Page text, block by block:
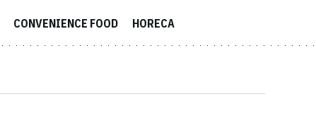
CONVENIENCE FOOD HORECA